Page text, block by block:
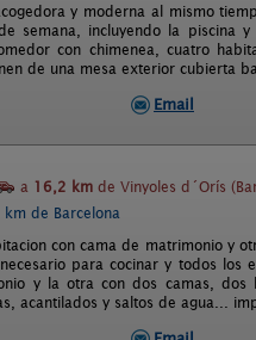
y moderna al mismo
semana, incluyendo la piscina
con chimenea, cuatro
de una mesa exterior cubierta
Email
a 16,2 km de Vinyoles d´Orís
de Barcelona
con cama de matrimonio y
para cocinar y todos los
y la otra con dos camas,
acantilados y saltos de agua...